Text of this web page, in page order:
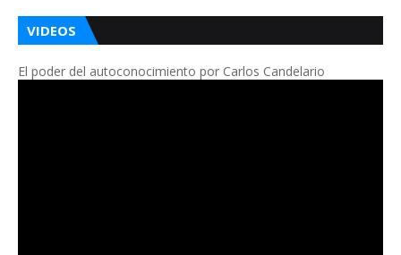
VIDEOS
El poder del autoconocimiento por Carlos Candelario